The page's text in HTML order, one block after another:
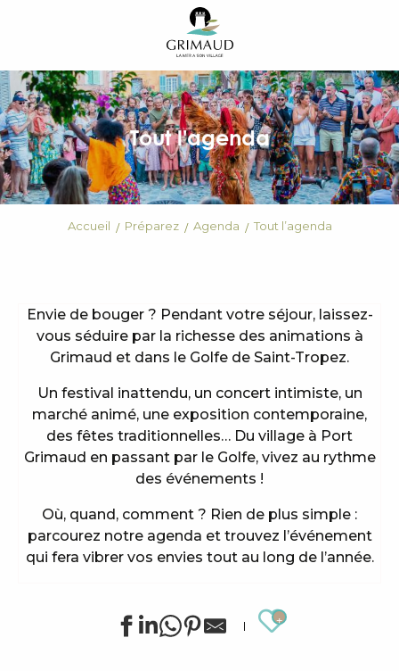
principal
Tout l'agenda
Accueil Préparez Agenda Tout l’agenda
Envie de bouger ? Pendant votre séjour, laissez-
vous séduire par la richesse des animations à
Grimaud et dans le Golfe de Saint-Tropez.
Un festival inattendu, un concert intimiste, un
marché animé, une exposition contemporaine,
des fêtes traditionnelles… Du village à Port
Grimaud en passant par le Golfe, vivez au rythme
des événements !
Où, quand, comment ? Rien de plus simple :
parcourez notre agenda et trouvez l’événement
qui fera vibrer vos envies tout au long de l’année.
Ajouter